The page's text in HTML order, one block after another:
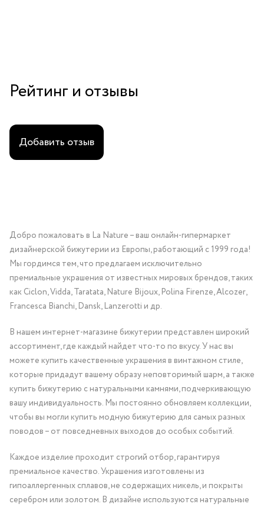
Рейтинг и отзывы
Добавить отзыв
Добро пожаловать в La Nature – ваш онлайн-гипермаркет
дизайнерской бижутерии из Европы, работающий с 1999 года!
Мы гордимся тем, что предлагаем исключительно
премиальные украшения от известных мировых брендов, таких
как Ciclon, Vidda, Taratata, Nature Bijoux, Polina Firenze, Alcozer,
Francesca Bianchi, Dansk, Lanzerotti и др.
В нашем интернет-магазине бижутерии представлен широкий
ассортимент, где каждый найдет что-то по вкусу. У нас вы
можете купить качественные украшения в винтажном стиле,
которые придадут вашему образу неповторимый шарм, а также
купить бижутерию с натуральными камнями, подчеркивающую
вашу индивидуальность. Мы постоянно обновляем коллекции,
чтобы вы могли купить модную бижутерию для самых разных
поводов – от повседневных выходов до особых событий.
Каждое изделие проходит строгий отбор, гарантируя
премиальное качество. Украшения изготовлены из
гипоаллергенных сплавов, не содержащих никель, и покрыты
серебром или золотом. В дизайне используются натуральные